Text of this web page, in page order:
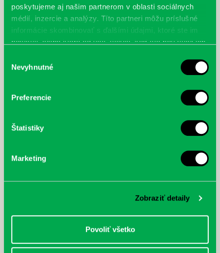
poskytujeme aj našim partnerom v oblasti sociálnych
médií, inzercie a analýzy. Títo partneri môžu príslušné
informácie skombinovať s ďalšími údajmi, ktoré ste im
poskytli, alebo ktoré od vás získali, keď ste používali ich
súhlasu
Nevyhnutné
Preferencie
Štatistiky
Marketing
Zobraziť detaily
Povoliť všetko
Prvá biografia najväčšieho
cyklistu modernej doby: